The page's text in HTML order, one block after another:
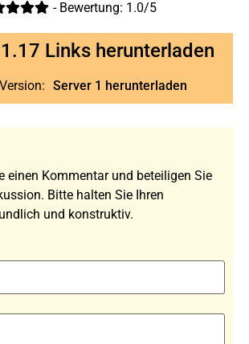
- Bewertung: 1.0/5
Links herunterladen
Server 1 herunterladen
einen Kommentar und beteiligen Sie
Bitte halten Sie Ihren
und konstruktiv.